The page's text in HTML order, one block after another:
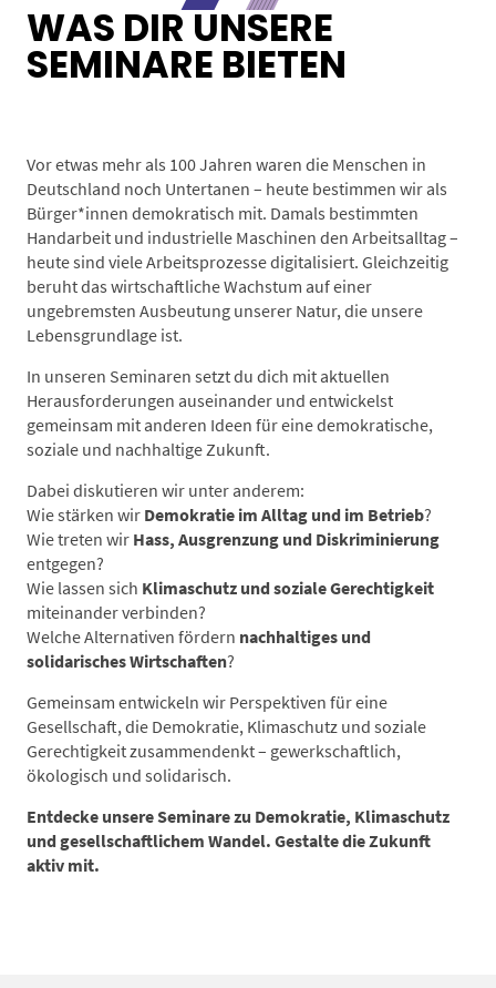
WAS DIR UNSERE
SEMINARE BIETEN
Vor etwas mehr als 100 Jahren waren die Menschen in
Deutschland noch Untertanen – heute bestimmen wir als
Bürger*innen demokratisch mit. Damals bestimmten
Handarbeit und industrielle Maschinen den Arbeitsalltag –
heute sind viele Arbeitsprozesse digitalisiert. Gleichzeitig
beruht das wirtschaftliche Wachstum auf einer
ungebremsten Ausbeutung unserer Natur, die unsere
Lebensgrundlage ist.
In unseren Seminaren setzt du dich mit aktuellen
Herausforderungen auseinander und entwickelst
gemeinsam mit anderen Ideen für eine demokratische,
soziale und nachhaltige Zukunft.
Dabei diskutieren wir unter anderem:
Wie stärken wir Demokratie im Alltag und im Betrieb?
Wie treten wir Hass, Ausgrenzung und Diskriminierung
entgegen?
Wie lassen sich Klimaschutz und soziale Gerechtigkeit
miteinander verbinden?
Welche Alternativen fördern nachhaltiges und
solidarisches Wirtschaften?
Gemeinsam entwickeln wir Perspektiven für eine
Gesellschaft, die Demokratie, Klimaschutz und soziale
Gerechtigkeit zusammendenkt – gewerkschaftlich,
ökologisch und solidarisch.
Entdecke unsere Seminare zu Demokratie, Klimaschutz
und gesellschaftlichem Wandel. Gestalte die Zukunft
aktiv mit.